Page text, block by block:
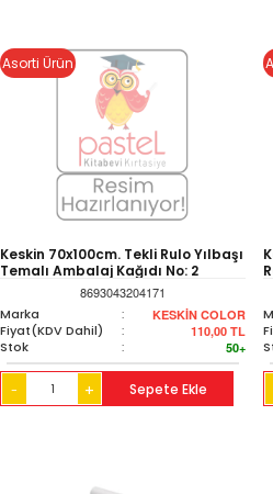
Asorti Ürün
Keskin 70x100cm. Tekli Rulo Yılbaşı
Temalı Ambalaj Kağıdı No: 2
8693043204171
Marka
: KESKİN COLOR
Fiyat(KDV Dahil) : 110,00 TL
Stok : 50+
- + Sepete Ekle